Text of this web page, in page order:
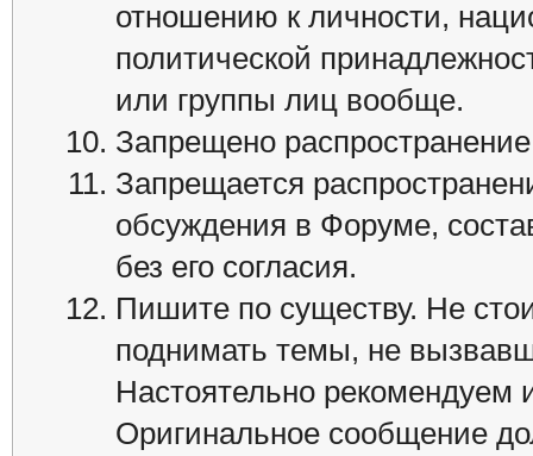
отношению к личности,
политической
или группы лиц вообще.
Запрещено
Запрещается
обсуждения в Форуме,
без его согласия.
Пишите по существу. Не
поднимать темы, не
Настоятельно рекомендуем
Оригинальное сообщение